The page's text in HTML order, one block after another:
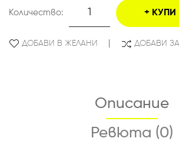
Количество: КУПИ
ДОБАВИ В ЖЕЛАНИ ДОБАВИ
Описание
Ревюта (0)